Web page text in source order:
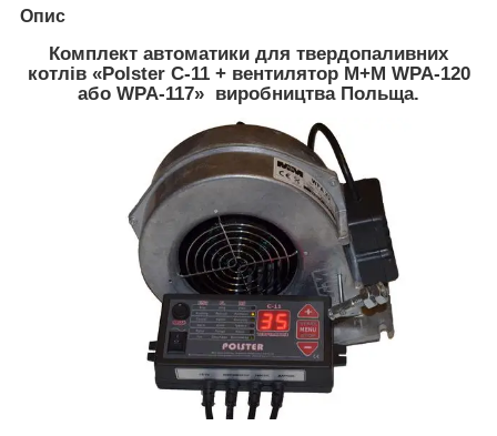
Опис
Комплект автоматики для твердопаливних
котлів «Polster C-11 + вентилятор M+M WPA-120
або WPA-117» виробництва Польща.